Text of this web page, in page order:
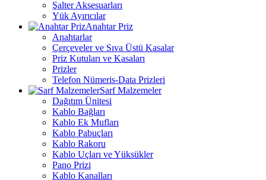
Şalter Aksesuarları
Yük Ayırıcılar
Anahtar Priz
Anahtarlar
Çerçeveler ve Sıva Üstü Kasalar
Priz Kutuları ve Kasaları
Prizler
Telefon Nümeris-Data Prizleri
Sarf Malzemeler
Dağıtım Ünitesi
Kablo Bağları
Kablo Ek Mufları
Kablo Pabuçları
Kablo Rakoru
Kablo Uçları ve Yüksükler
Pano Prizi
Kablo Kanalları